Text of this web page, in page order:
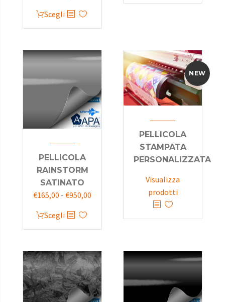
Scegli
PELLICOLA
RAINSTORM
SATINATO
€165,00 - €950,00
Scegli
NEW
PELLICOLA
STAMPATA
PERSONALIZZATA
Visualizza
prodotti